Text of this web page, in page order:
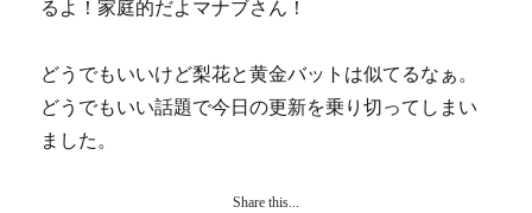
るよ！家庭的だよマナブさん！
どうでもいいけど梨花と黄金バットは似てるなぁ。
どうでもいい話題で今日の更新を乗り切ってしまい
ました。
Share this...